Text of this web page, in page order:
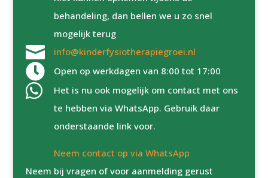
behandeling, dan bellen we u zo snel
mogelijk terug
 info@kinderfysiotherapiegroei.nl
 Open op werkdagen van 8:00 tot 17:00

Het is nu ook mogelijk om contact met ons
te hebben via WhatsApp. Gebruik daar
onderstaande link voor.
Neem contact op via WhatsApp
Neem bij vragen of voor aanmelding gerust